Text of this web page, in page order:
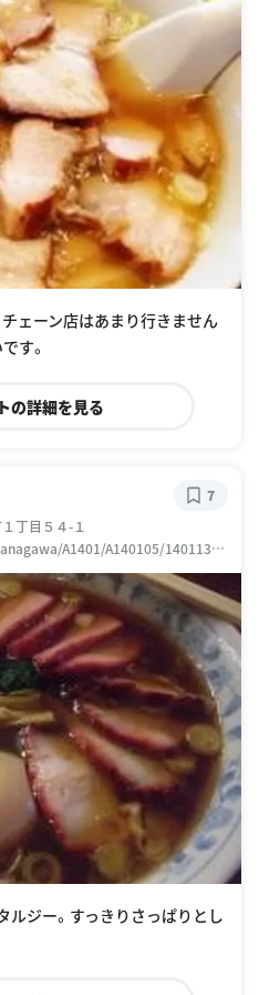
ェーン店はあまり行きません
す。
の詳細を見る
丁目５４-１
A1401/A140105/14011334
7
ジー。すっきりさっぱりとし